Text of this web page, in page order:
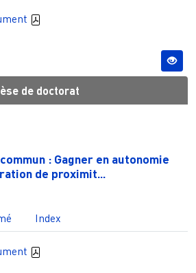
de doctorat
: Gagner en autonomie
de proximit...
Index